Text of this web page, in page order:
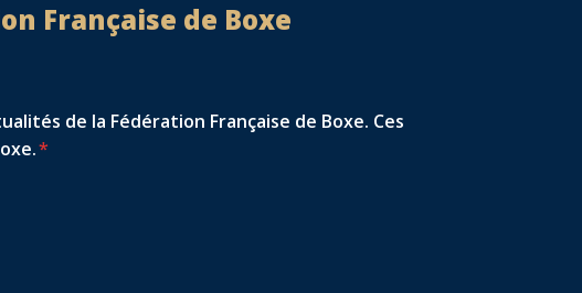
Française de Boxe
de la Fédération Française de Boxe. Ces
*